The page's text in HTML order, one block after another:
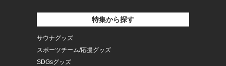
特集から探す
サウナグッズ
スポーツチーム/応援グッズ
SDGsグッズ